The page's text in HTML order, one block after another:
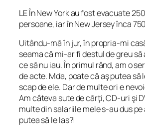
LE În New York au fost evacuate
persoane, iar în New Jersey înca
Uitându-mă în jur, în propria-mi
seama că mi-ar fi destul de greu să
ce să nu iau. În primul rând, am o
de acte. Mda, poate că aş putea să
scap de ele. Dar de multe ori e
Am câteva sute de cărţi, CD-uri şi
multe din salariile mele s-au dus pe
putea să le las?!